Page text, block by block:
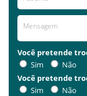
Você pretende
Sim
Não
Você pretende
Sim
Não